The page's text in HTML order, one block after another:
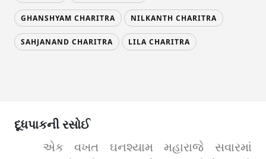
GHANSHYAM CHARITRA NILKANTH CHARITRA
SAHJANAND CHARITRA LILA CHARITRA
દૂધપાકની રસોઈ